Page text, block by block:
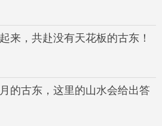
来，共赴没有天花板的古东！
的古东，这里的山水会给出答